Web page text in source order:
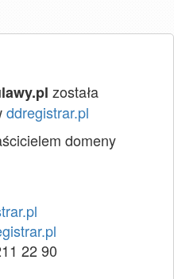
została
ddregistrar.pl
domeny
22 90